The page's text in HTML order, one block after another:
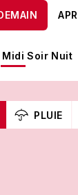
Midi Soir Nuit
PLUIE